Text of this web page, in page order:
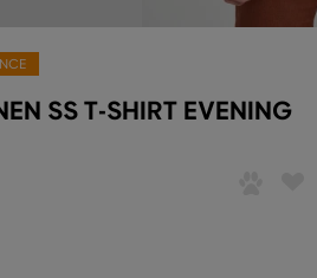
SS T-SHIRT EVENING